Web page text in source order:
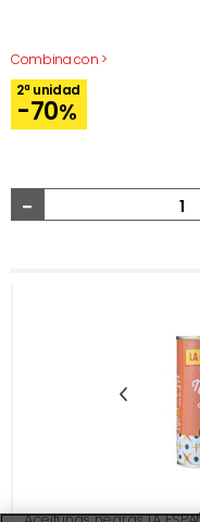
Combina con >
2ª unidad
-70%
-